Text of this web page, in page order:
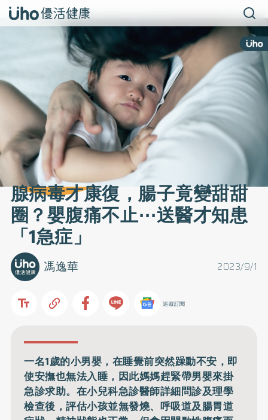
腺病毒才康復，腸子竟變甜甜
圈？嬰腹痛不止⋯送醫才知患
「1急症」
2023/9/1
馮逸華
追蹤訂閱
一名1歲的小男嬰，在睡覺前突然躁動不安，即
使安撫也無法入睡，因此媽媽趕緊帶男嬰來掛
急診求助。在小兒科急診醫師詳細問診及理學
檢查後，評估小孩並無發燒、呼吸道及腸胃道